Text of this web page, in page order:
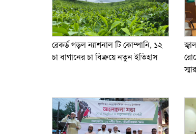
রেকর্ড গড়ল ন্যাশনাল টি কোম্পানি, ১২
চা বাগানের চা বিক্রয়ে নতুন ইতিহাস